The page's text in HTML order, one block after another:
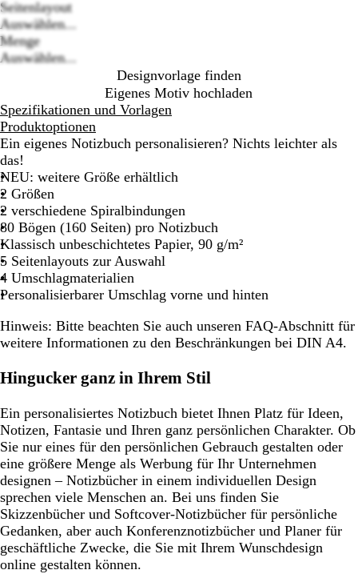
Seitenlayout
Auswählen...
Menge
Auswählen...
Designvorlage finden
Eigenes Motiv hochladen
Spezifikationen und Vorlagen
Produktoptionen
Ein eigenes Notizbuch personalisieren? Nichts leichter als
das!
NEU: weitere Größe erhältlich
2 Größen
2 verschiedene Spiralbindungen
80 Bögen (160 Seiten) pro Notizbuch
Klassisch unbeschichtetes Papier, 90 g/m²
5 Seitenlayouts zur Auswahl
4 Umschlagmaterialien
Personalisierbarer Umschlag vorne und hinten
Hinweis: Bitte beachten Sie auch unseren FAQ-Abschnitt für
weitere Informationen zu den Beschränkungen bei DIN A4.
Hingucker ganz in Ihrem Stil
Ein personalisiertes Notizbuch bietet Ihnen Platz für Ideen,
Notizen, Fantasie und Ihren ganz persönlichen Charakter. Ob
Sie nur eines für den persönlichen Gebrauch gestalten oder
eine größere Menge als Werbung für Ihr Unternehmen
designen – Notizbücher in einem individuellen Design
sprechen viele Menschen an. Bei uns finden Sie
Skizzenbücher und Softcover-Notizbücher für persönliche
Gedanken, aber auch Konferenznotizbücher und Planer für
geschäftliche Zwecke, die Sie mit Ihrem Wunschdesign
online gestalten können.